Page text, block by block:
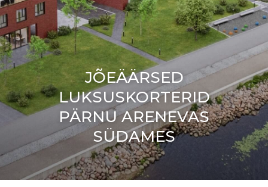
JÕEÄÄRSED
LUKSUSKORTERID
PÄRNU ARENEVAS
SÜDAMES